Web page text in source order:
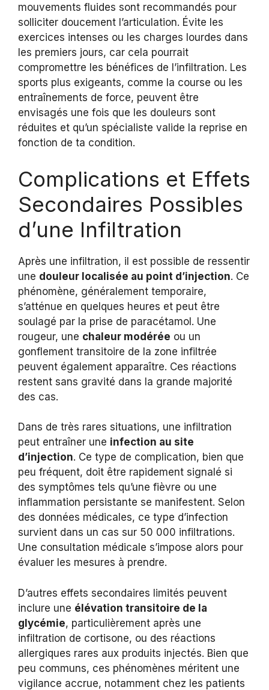
mouvements fluides sont recommandés pour
solliciter doucement l’articulation. Évite les
exercices intenses ou les charges lourdes dans
les premiers jours, car cela pourrait
compromettre les bénéfices de l’infiltration. Les
sports plus exigeants, comme la course ou les
entraînements de force, peuvent être
envisagés une fois que les douleurs sont
réduites et qu’un spécialiste valide la reprise en
fonction de ta condition.
Complications et Effets
Secondaires Possibles
d’une Infiltration
Après une infiltration, il est possible de ressentir
une douleur localisée au point d’injection. Ce
phénomène, généralement temporaire,
s’atténue en quelques heures et peut être
soulagé par la prise de paracétamol. Une
rougeur, une chaleur modérée ou un
gonflement transitoire de la zone infiltrée
peuvent également apparaître. Ces réactions
restent sans gravité dans la grande majorité
des cas.
Dans de très rares situations, une infiltration
peut entraîner une infection au site
d’injection. Ce type de complication, bien que
peu fréquent, doit être rapidement signalé si
des symptômes tels qu’une fièvre ou une
inflammation persistante se manifestent. Selon
des données médicales, ce type d’infection
survient dans un cas sur 50 000 infiltrations.
Une consultation médicale s’impose alors pour
évaluer les mesures à prendre.
D’autres effets secondaires limités peuvent
inclure une élévation transitoire de la
glycémie, particulièrement après une
infiltration de cortisone, ou des réactions
allergiques rares aux produits injectés. Bien que
peu communs, ces phénomènes méritent une
vigilance accrue, notamment chez les patients